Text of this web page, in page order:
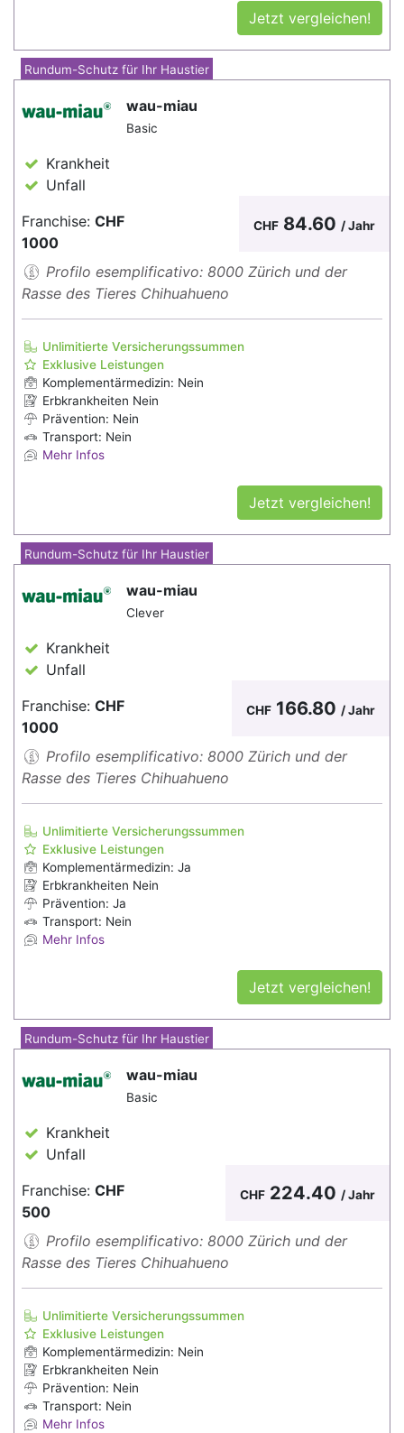
Jetzt vergleichen!
Rundum-Schutz für Ihr Haustier
wau-miau
Basic
Krankheit
Unfall
Franchise: CHF
1000
CHF 84.60 / Jahr
Profilo esemplificativo: 8000 Zürich und der
Rasse des Tieres Chihuahueno
Unlimitierte Versicherungssummen
Exklusive Leistungen
Komplementärmedizin: Nein
Erbkrankheiten Nein
Prävention: Nein
Transport: Nein
Mehr Infos
Jetzt vergleichen!
Rundum-Schutz für Ihr Haustier
wau-miau
Clever
Krankheit
Unfall
Franchise: CHF
1000
CHF 166.80 / Jahr
Profilo esemplificativo: 8000 Zürich und der
Rasse des Tieres Chihuahueno
Unlimitierte Versicherungssummen
Exklusive Leistungen
Komplementärmedizin: Ja
Erbkrankheiten Nein
Prävention: Ja
Transport: Nein
Mehr Infos
Jetzt vergleichen!
Rundum-Schutz für Ihr Haustier
wau-miau
Basic
Krankheit
Unfall
Franchise: CHF
500
CHF 224.40 / Jahr
Profilo esemplificativo: 8000 Zürich und der
Rasse des Tieres Chihuahueno
Unlimitierte Versicherungssummen
Exklusive Leistungen
Komplementärmedizin: Nein
Erbkrankheiten Nein
Prävention: Nein
Transport: Nein
Mehr Infos